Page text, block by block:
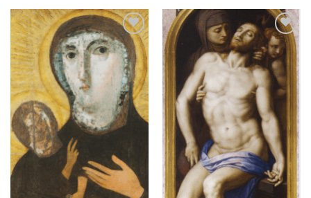
Aggiungi
alla lista
dei
desideri
Aggiungi
alla lista
dei
desideri